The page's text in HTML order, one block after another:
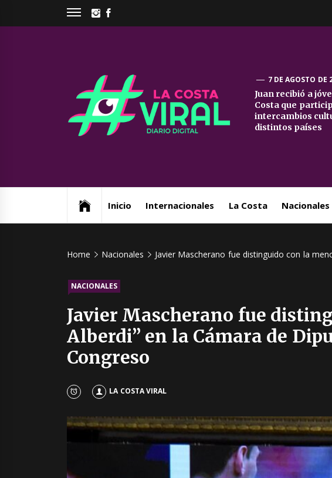
INSTAGRAM
La
Costa
7 DE AGOSTO DE
Juan recibió a
Costa que
intercambios
distintos países
Inicio Internacionales La Costa Nacionales
Home Nacionales Javier Mascherano fue distinguido con la
NACIONALES
Javier Mascherano fue
Alberdi” en la Cámara de
Congreso
LA COSTA VIRAL